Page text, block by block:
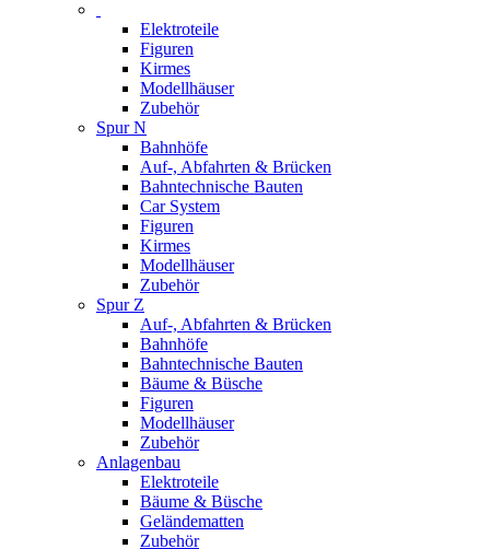
Elektroteile
Figuren
Kirmes
Modellhäuser
Zubehör
Spur N
Bahnhöfe
Auf-, Abfahrten & Brücken
Bahntechnische Bauten
Car System
Figuren
Kirmes
Modellhäuser
Zubehör
Spur Z
Auf-, Abfahrten & Brücken
Bahnhöfe
Bahntechnische Bauten
Bäume & Büsche
Figuren
Modellhäuser
Zubehör
Anlagenbau
Elektroteile
Bäume & Büsche
Geländematten
Zubehör